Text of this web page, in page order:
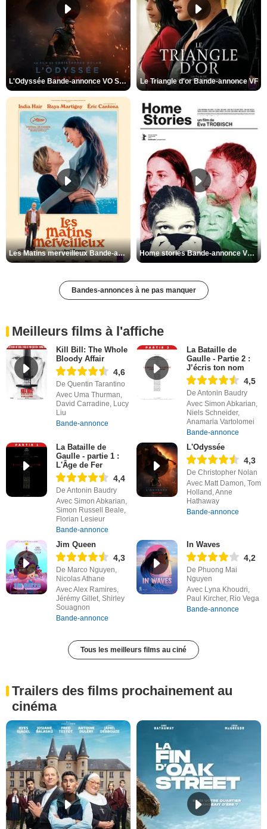
L'Odyssée Bande-annonce VO STFR Le Triangle d'or Bande-annonce VF
Les Matins merveilleux Bande-annonce VF Home stories Bande-annonce VO STFR
Bandes-annonces à ne pas manquer
Meilleurs films à l'affiche
Kill Bill: The Whole
Bloody Affair
4,6
De Quentin Tarantino
Avec Uma Thurman,
David Carradine, Lucy
Liu
Bande-annonce
La Bataille de
Gaulle - Partie 2 :
J’écris ton nom
4,5
De Antonin Baudry
Avec Simon Abkarian,
Niels Schneider,
Anamaria Vartolomei
Bande-annonce
La Bataille de
Gaulle - partie 1 :
L'Âge de Fer
4,4
De Antonin Baudry
Avec Simon Abkarian,
Simon Russell Beale,
Florian Lesieur
Bande-annonce
L'Odyssée
4,3
De Christopher Nolan
Avec Matt Damon, Tom
Holland, Anne
Hathaway
Bande-annonce
Jim Queen
4,3
De Marco Nguyen,
Nicolas Athane
Avec Alex Ramires,
Jérémy Gillet, Shirley
Souagnon
Bande-annonce
In Waves
4,2
De Phuong Mai
Nguyen
Avec Lyna Khoudri,
Paul Kircher, Rio Vega
Bande-annonce
Tous les meilleurs films au ciné
Trailers des films prochainement au
cinéma